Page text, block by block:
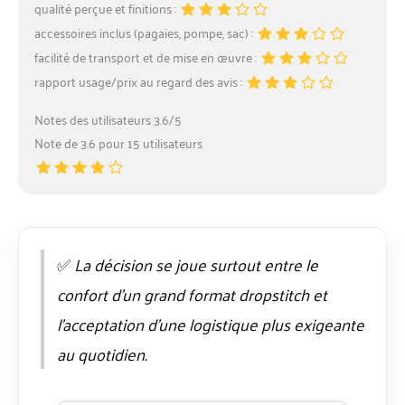
qualité perçue et finitions :
accessoires inclus (pagaies, pompe, sac) :
facilité de transport et de mise en œuvre :
rapport usage/prix au regard des avis :
Notes des utilisateurs 3.6/5
Note de 3.6 pour 15 utilisateurs
✅La décision se joue surtout entre le
confort d’un grand format dropstitch et
l’acceptation d’une logistique plus exigeante
au quotidien.